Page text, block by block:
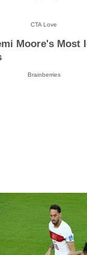
CTA Love
Moore's Most
Brainberries